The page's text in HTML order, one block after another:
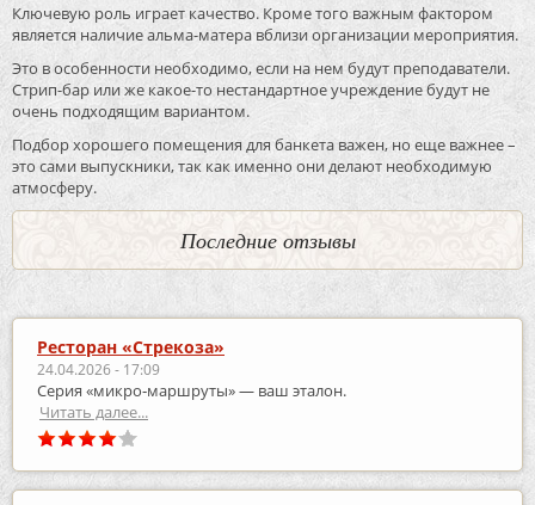
Ключевую роль играет качество. Кроме того важным фактором
является наличие альма-матера вблизи организации мероприятия.
Это в особенности необходимо, если на нем будут преподаватели.
Стрип-бар или же какое-то нестандартное учреждение будут не
очень подходящим вариантом.
Подбор хорошего помещения для банкета важен, но еще важнее –
это сами выпускники, так как именно они делают необходимую
атмосферу.
Последние отзывы
Ресторан «Стрекоза»
24.04.2026 - 17:09
Серия «микро‑маршруты» — ваш эталон.
Читать далее...